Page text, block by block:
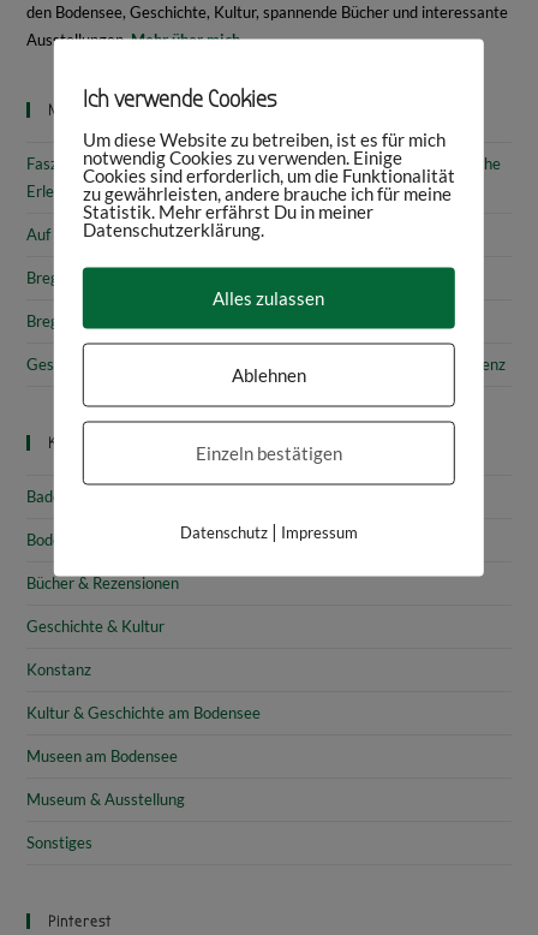
den Bodensee, Geschichte, Kultur, spannende Bücher und interessante
Ausstellungen.Mehr über mich
Neueste Beiträge
Faszinierende Geschichte & fantastische Kunst: 10 (kunst)historische
Erlebnisse am Bodensee
Auf den Spuren von Annette von Droste-Hülshoff in Meersburg
Bregenz: Kirchen, Kapellen & Kultur
Bregenz: Stadtgeschichte & Sehenswürdigkeiten
Gesammelte Schätze Vorarlbergs: Das vorarlberg museum in Bregenz
Kategorien
Baden-Württemberg
Bodensee
Bücher & Rezensionen
Geschichte & Kultur
Konstanz
Kultur & Geschichte am Bodensee
Museen am Bodensee
Museum & Ausstellung
Sonstiges
Pinterest
Ich verwende Cookies
Um diese Website zu betreiben, ist es für mich
notwendig Cookies zu verwenden. Einige
Cookies sind erforderlich, um die Funktionalität
zu gewährleisten, andere brauche ich für meine
Statistik. Mehr erfährst Du in meiner
Datenschutzerklärung.
Alles zulassen
Ablehnen
Einzeln bestätigen
Datenschutz| Impressum